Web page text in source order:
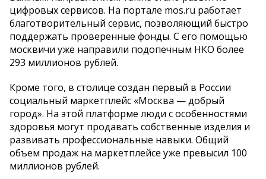
цифровых сервисов. На портале mos.ru работает
благотворительный сервис, позволяющий быстро
поддержать проверенные фонды. С его помощью
москвичи уже направили подопечным НКО более
293 миллионов рублей.
Кроме того, в столице создан первый в России
социальный маркетплейс «Москва — добрый
город». На этой платформе люди с особенностями
здоровья могут продавать собственные изделия и
развивать профессиональные навыки. Общий
объем продаж на маркетплейсе уже превысил 100
миллионов рублей.